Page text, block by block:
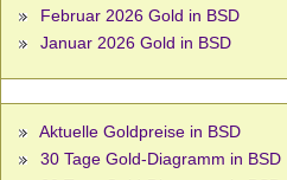
Februar 2026 Gold in BSD
Januar 2026 Gold in BSD
Aktuelle Goldpreise in BSD
30 Tage Gold-Diagramm in BSD